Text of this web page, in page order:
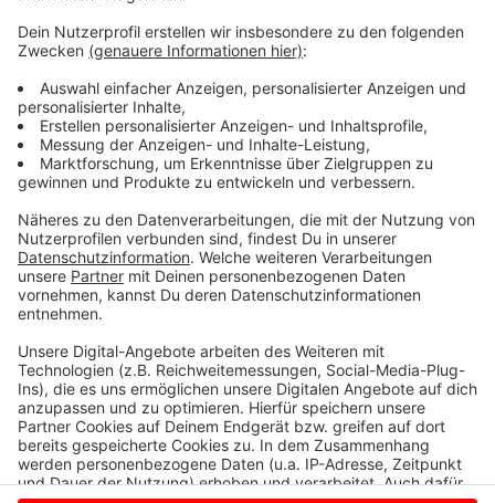
Umgang mit Macht. Drei der vier Themen seien vom
habe der Papst trotz gegenteiliger Erwartungen noch
einmal die Bedeutung des Zölibats betont. Bei der
Öffnung des Priesteramts für Frauen sei auf keinen
Fall mit einem Entgegenkommen Roms zu rechnen.
verboten.
Anzeige
Anzeige